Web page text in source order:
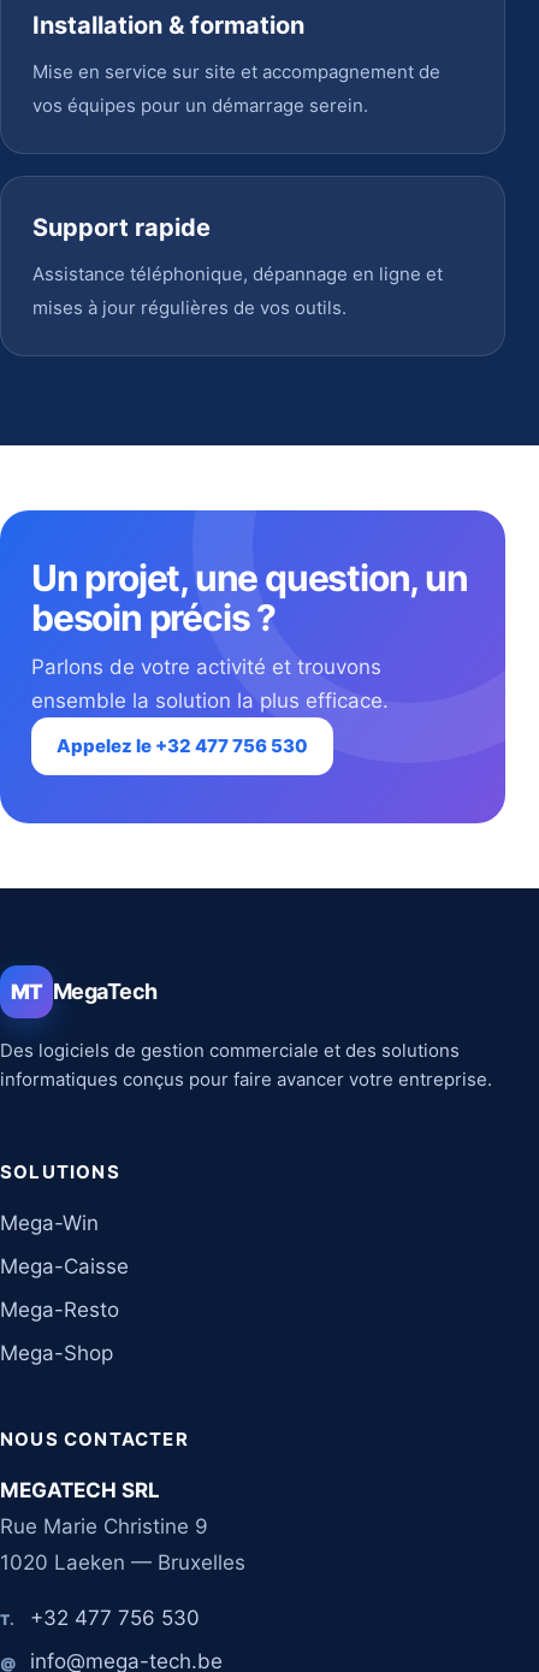
Installation & formation
Mise en service sur site et accompagnement de
vos équipes pour un démarrage serein.
Support rapide
Assistance téléphonique, dépannage en ligne et
mises à jour régulières de vos outils.
Un projet, une question, un
besoin précis ?
Parlons de votre activité et trouvons
ensemble la solution la plus efficace.
Appelez le +32 477 756 530
MT MegaTech
Des logiciels de gestion commerciale et des solutions
informatiques conçus pour faire avancer votre entreprise.
SOLUTIONS
Mega-Win
Mega-Caisse
Mega-Resto
Mega-Shop
NOUS CONTACTER
MEGATECH SRL
Rue Marie Christine 9
1020 Laeken — Bruxelles
T. +32 477 756 530
@ info@mega-tech.be